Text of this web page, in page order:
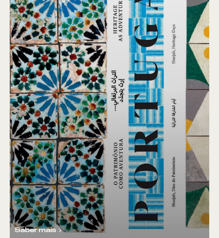
MUSEU ARTESÃO OFICINA COMÉRCIO
Saber mais